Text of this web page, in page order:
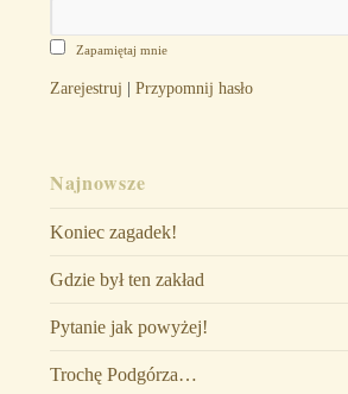
Zapamiętaj mnie
Zarejestruj | Przypomnij hasło
Najnowsze
Koniec zagadek!
Gdzie był ten zakład
Pytanie jak powyżej!
Trochę Podgórza…